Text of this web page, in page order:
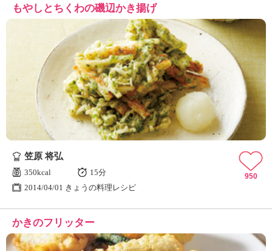
もやしとちくわの磯辺かき揚げ
笠原 将弘
350kcal
15分
2014/04/01 きょうの料理レシピ
950
かきのフリッター